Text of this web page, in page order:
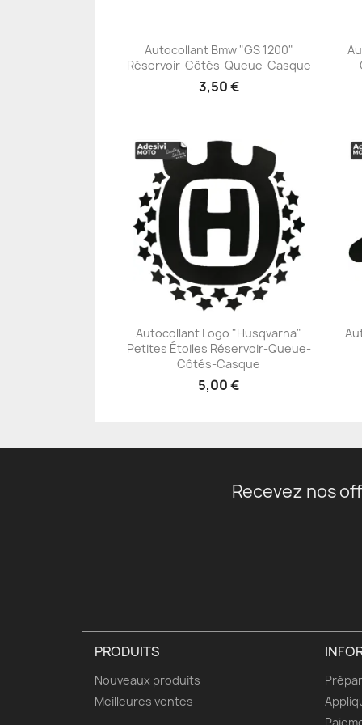
+23
Autocollant Bmw "GS 1200"
Réservoir-Côtés-Queue-Casque
3,50 €
+23
Autocollant Logo "Husqvarna"
Petites Étoiles Réservoir-Queue-
Côtés-Casque
5,00 €
Recevez nos
PRODUITS
Nouveaux produits
Meilleures ventes